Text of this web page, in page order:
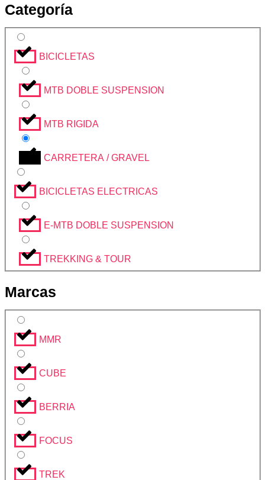
Categoría
BICICLETAS
MTB DOBLE SUSPENSION
MTB RIGIDA
CARRETERA / GRAVEL
BICICLETAS ELECTRICAS
E-MTB DOBLE SUSPENSION
TREKKING & TOUR
Marcas
MMR
CUBE
BERRIA
FOCUS
TREK